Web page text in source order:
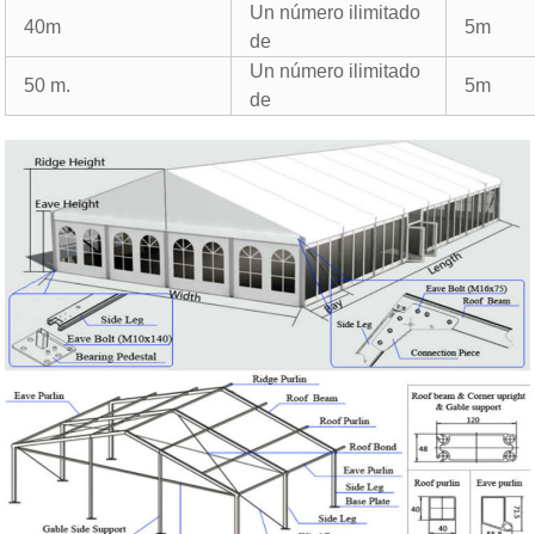
40m
Un número ilimitado
de
5m
50 m.
Un número ilimitado
de
5m